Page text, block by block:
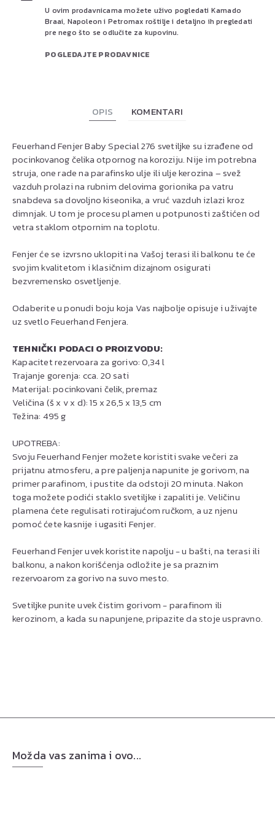
U ovim prodavnicama možete uživo pogledati Kamado
Braai, Napoleon i Petromax roštilje i detaljno ih pregledati
pre nego što se odlučite za kupovinu.
POGLEDAJTE PRODAVNICE
OPIS KOMENTARI
Feuerhand Fenjer Baby Special 276 svetiljke su izrađene od
pocinkovanog čelika otpornog na koroziju. Nije im potrebna
struja, one rade na parafinsko ulje ili ulje kerozina – svež
vazduh prolazi na rubnim delovima gorionika pa vatru
snabdeva sa dovoljno kiseonika, a vruć vazduh izlazi kroz
dimnjak. U tom je procesu plamen u potpunosti zaštićen od
vetra staklom otpornim na toplotu.
Fenjer će se izvrsno uklopiti na Vašoj terasi ili balkonu te će
svojim kvalitetom i klasičnim dizajnom osigurati
bezvremensko osvetljenje.
Odaberite u ponudi boju koja Vas najbolje opisuje i uživajte
uz svetlo Feuerhand Fenjera.
TEHNIČKI PODACI O PROIZVODU:
Kapacitet rezervoara za gorivo: 0,34 l
Trajanje gorenja: cca. 20 sati
Materijal: pocinkovani čelik, premaz
Veličina (š x v x d): 15 x 26,5 x 13,5 cm
Težina: 495 g
UPOTREBA:
Svoju Feuerhand Fenjer možete koristiti svake večeri za
prijatnu atmosferu, a pre paljenja napunite je gorivom, na
primer parafinom, i pustite da odstoji 20 minuta. Nakon
toga možete podići staklo svetiljke i zapaliti je. Veličinu
plamena ćete regulisati rotirajućom ručkom, a uz njenu
pomoć ćete kasnije i ugasiti Fenjer.
Feuerhand Fenjer uvek koristite napolju - u bašti, na terasi ili
balkonu, a nakon korišćenja odložite je sa praznim
rezervoarom za gorivo na suvo mesto.
Svetiljke punite uvek čistim gorivom - parafinom ili
kerozinom, a kada su napunjene, pripazite da stoje uspravno.
Možda vas zanima i ovo...